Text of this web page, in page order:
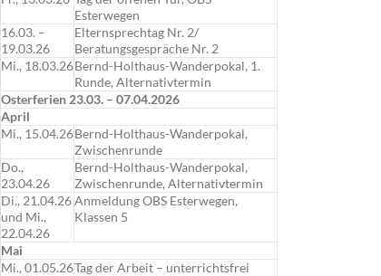
Esterwegen
16.03. –
19.03.26
Elternsprechtag Nr. 2/
Beratungsgespräche Nr. 2
Mi., 18.03.26Bernd-Holthaus-Wanderpokal, 1.
Runde, Alternativtermin
Osterferien 23.03. – 07.04.2026
April
Mi., 15.04.26Bernd-Holthaus-Wanderpokal,
Zwischenrunde
Do.,
23.04.26
Bernd-Holthaus-Wanderpokal,
Zwischenrunde, Alternativtermin
Di., 21.04.26
und Mi.,
22.04.26
Anmeldung OBS Esterwegen,
Klassen 5
Mai
Mi., 01.05.26Tag der Arbeit – unterrichtsfrei